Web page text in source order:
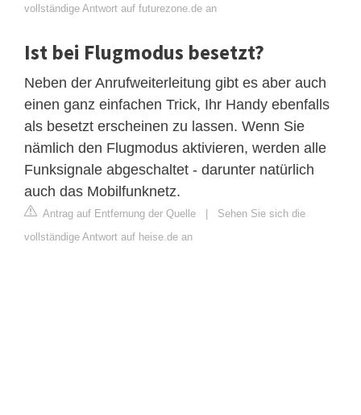
vollständige Antwort auf futurezone.de an
Ist bei Flugmodus besetzt?
Neben der Anrufweiterleitung gibt es aber auch
einen ganz einfachen Trick, Ihr Handy ebenfalls
als besetzt erscheinen zu lassen. Wenn Sie
nämlich den Flugmodus aktivieren, werden alle
Funksignale abgeschaltet - darunter natürlich
auch das Mobilfunknetz.
Antrag auf Entfernung der Quelle
Sehen Sie sich die
vollständige Antwort auf heise.de an